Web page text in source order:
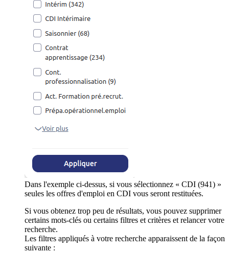
Dans l'exemple ci-dessus, si vous sélectionnez « CDI (941) »
seules les offres d'emploi en CDI vous seront restituées.
Si vous obtenez trop peu de résultats, vous pouvez supprimer
certains mots-clés ou certains filtres et critères et relancer votre
recherche.
Les filtres appliqués à votre recherche apparaissent de la façon
suivante :